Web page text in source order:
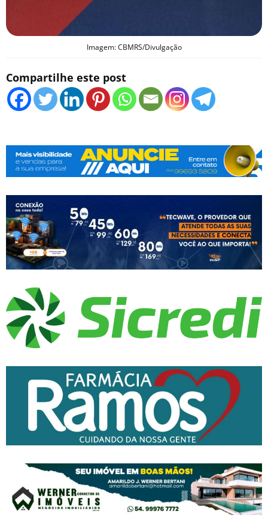
Imagem: CBMRS/Divulgação
Compartilhe este post